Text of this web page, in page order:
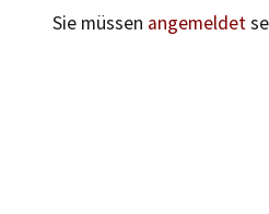
Sie müssen angemeldet